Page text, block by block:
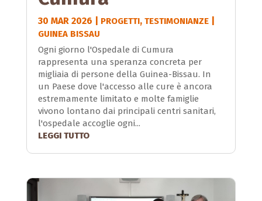
30 MAR 2026 PROGETTI, TESTIMONIANZE|
GUINEA BISSAU
Ogni giorno l'Ospedale di Cumura
rappresenta una speranza concreta per
migliaia di persone della Guinea-Bissau. In
un Paese dove l'accesso alle cure è ancora
estremamente limitato e molte famiglie
vivono lontano dai principali centri sanitari,
l'ospedale accoglie ogni...
LEGGI TUTTO